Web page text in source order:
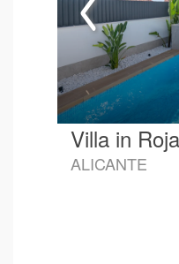
Villa in
ALICANTE